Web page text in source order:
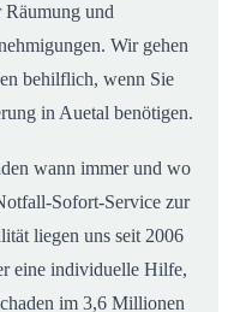
Räumung und
Wir gehen
behilflich, wenn Sie
in Auetal benötigen.
wann immer und wo
Sofort-Service zur
liegen uns seit 2006
eine individuelle Hilfe,
im 3,6 Millionen